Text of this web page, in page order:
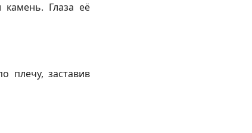
Глаза её
плечу, заставив